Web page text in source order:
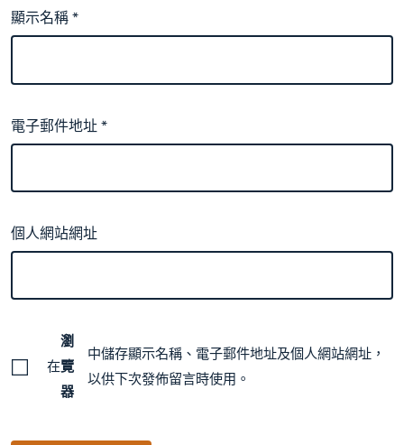
顯示名稱*
電子郵件地址*
個人網站網址
在
瀏
覽
器
中儲存顯示名稱、電子郵件地址及個人網站網址，
以供下次發佈留言時使用。